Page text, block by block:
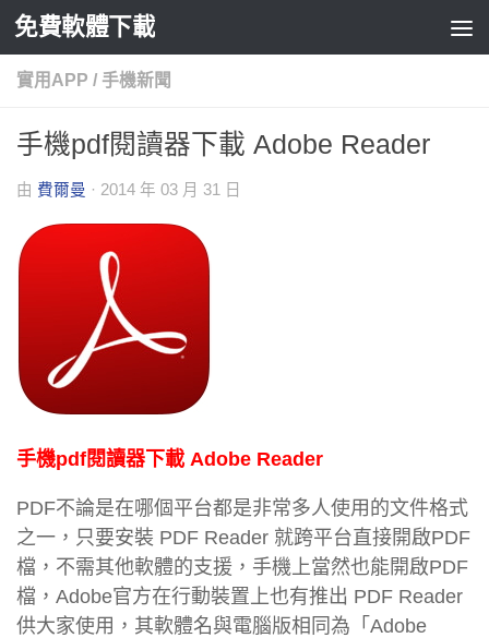
Skip to content
免費軟體下載
實用APP / 手機新聞
手機pdf閱讀器下載 Adobe Reader
由 費爾曼 · 2014 年 03 月 31 日
手機pdf閱讀器下載 Adobe Reader
PDF不論是在哪個平台都是非常多人使用的文件格式
之一，只要安裝 PDF Reader 就跨平台直接開啟PDF
檔，不需其他軟體的支援，手機上當然也能開啟PDF
檔，Adobe官方在行動裝置上也有推出 PDF Reader
供大家使用，其軟體名與電腦版相同為「Adobe